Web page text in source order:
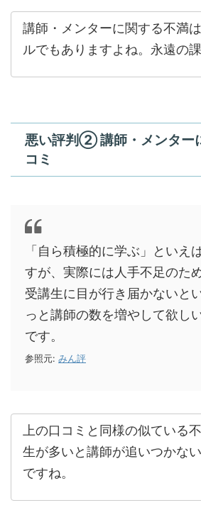
講師・メンターに関する不満
ルでもありますよね。永遠の
悪い評判② 講師・メンター
コミ
「自ら積極的に学ぶ」といえ
すが、実際には人手不足のた
受講生に目が行き届かないと
っと講師の数を増やして欲し
です。
参照元: みん評
上の口コミと同様の似ている
生が多いと講師が追いつかな
ですね。